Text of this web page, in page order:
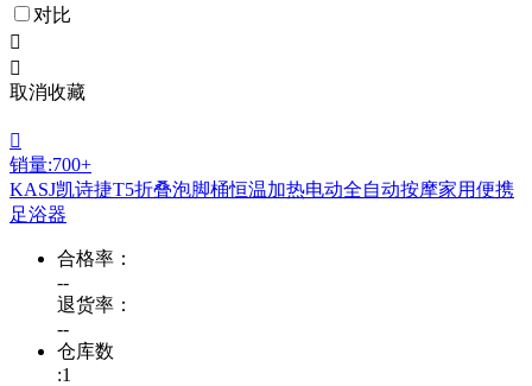
对比


取消收藏

销量:700+
KASJ凯诗捷T5折叠泡脚桶恒温加热电动全自动按摩家用便携
足浴器
合格率：
--
退货率：
--
仓库数
:1